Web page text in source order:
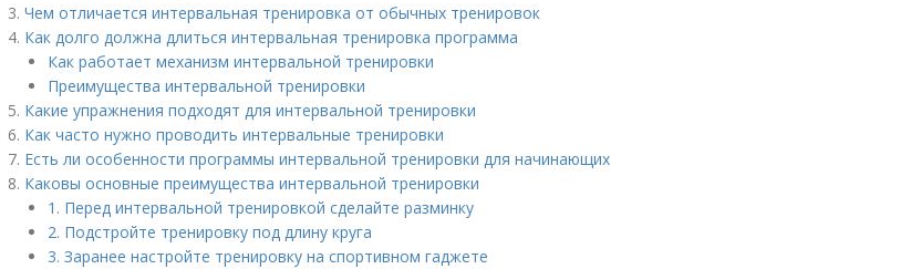
Чем отличается интервальная тренировка от обычных тренировок
Как долго должна длиться интервальная тренировка программа
Как работает механизм интервальной тренировки
Преимущества интервальной тренировки
Какие упражнения подходят для интервальной тренировки
Как часто нужно проводить интервальные тренировки
Есть ли особенности программы интервальной тренировки для начинающих
Каковы основные преимущества интервальной тренировки
1. Перед интервальной тренировкой сделайте разминку
2. Подстройте тренировку под длину круга
3. Заранее настройте тренировку на спортивном гаджете